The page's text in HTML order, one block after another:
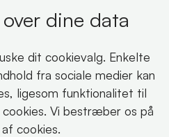
dine data
dit cookievalg. Enkelte
fra sociale medier kan
ligesom funktionalitet til
Vi bestræber os på
cookies.